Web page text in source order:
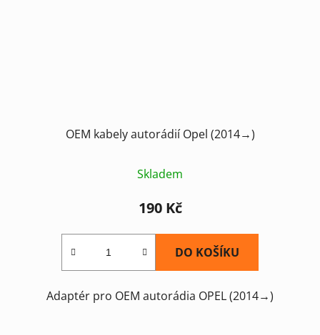
OEM kabely autorádií Opel (2014→)
Skladem
190 Kč
DO KOŠÍKU
Adaptér pro OEM autorádia OPEL (2014→)